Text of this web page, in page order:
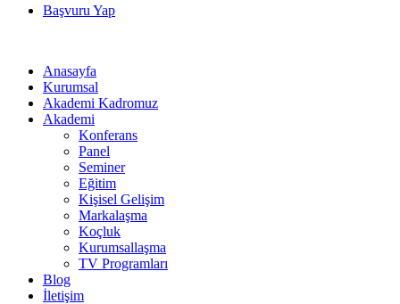
Başvuru Yap
Anasayfa
Kurumsal
Akademi Kadromuz
Akademi
Konferans
Panel
Seminer
Eğitim
Kişisel Gelişim
Markalaşma
Koçluk
Kurumsallaşma
TV Programları
Blog
İletişim